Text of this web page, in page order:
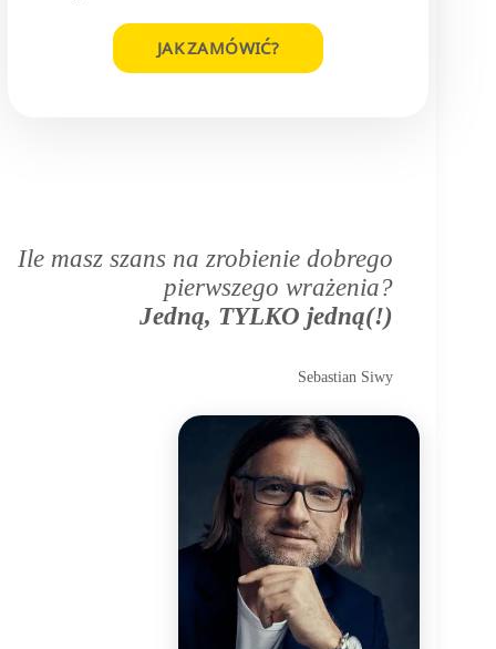
JAK ZAMÓWIĆ?
Ile masz szans na zrobienie dobrego
pierwszego wrażenia?
Jedną, TYLKO jedną(!)
Sebastian Siwy